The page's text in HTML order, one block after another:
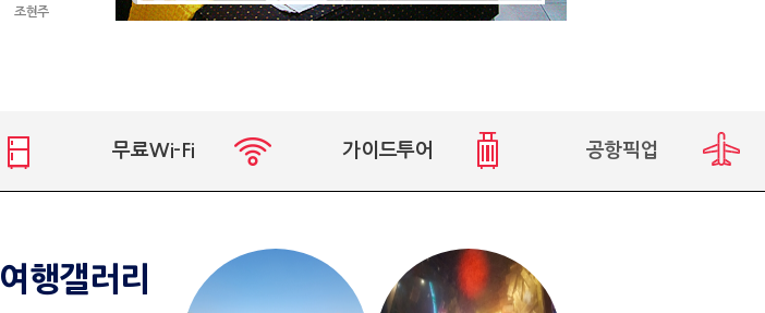
조현주
무료Wi-Fi 가이드투어 공항픽업
여행갤러리